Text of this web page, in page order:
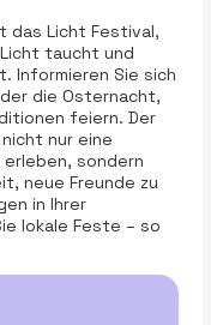
das Licht Festival,
taucht und
Informieren Sie sich
die Osternacht,
feiern. Der
nur eine
sondern
neue Freunde zu
in Ihrer
lokale Feste – so